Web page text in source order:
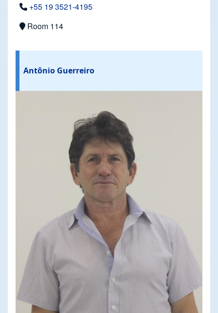
+55 19 3521-4195
Room 114
Antônio Guerreiro